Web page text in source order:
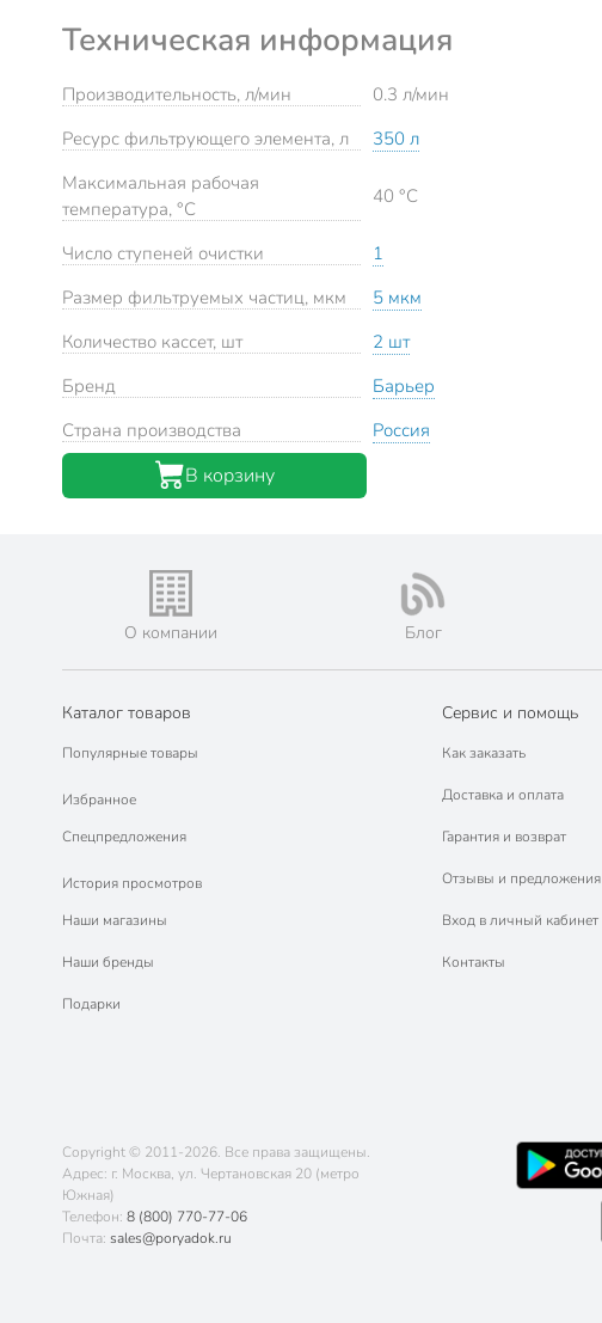
Техническая информация
Производительность, л/мин
0.3 л/мин
Ресурс фильтрующего элемента, л
350 л
Максимальная рабочая
температура, °C
40 °C
Число ступеней очистки
1
Размер фильтруемых частиц, мкм
5 мкм
Количество кассет, шт
2 шт
Бренд
Барьер
Страна производства
Россия
В корзину
О компании Блог
Каталог товаров
Популярные товары
Избранное
Спецпредложения
История просмотров
Наши магазины
Наши бренды
Подарки
Сервис и помощь
Как заказать
Доставка и оплата
Гарантия и возврат
Отзывы и предложения
Вход в личный кабинет
Контакты
Copyright © 2011-2026. Все права защищены.
Адрес: г. Москва, ул. Чертановская 20 (метро
Южная)
Телефон: 8 (800) 770-77-06
Почта: sales@poryadok.ru